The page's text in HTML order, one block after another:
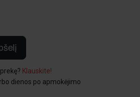
Klauskite!
dienos po apmokėjimo